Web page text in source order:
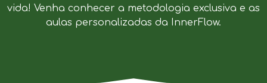
vida! Venha conhecer a metodologia exclusiva e as
aulas personalizadas da InnerFlow.